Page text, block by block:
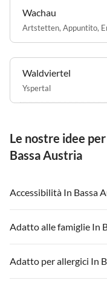
Wachau
Artstetten, Appuntito,
Waldviertel
Yspertal
Le nostre idee
Bassa Austria
Accessibilità In Bassa
Adatto alle famiglie In
Adatto per allergici In